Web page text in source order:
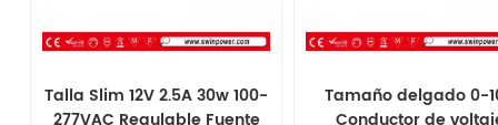
Talla Slim 12V 2.5A 30w 100-
Tamaño delgado 0-